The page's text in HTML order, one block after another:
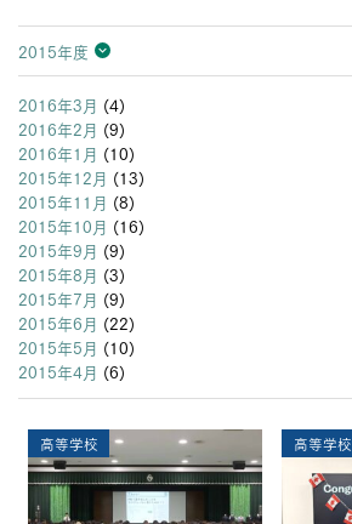
2015年度
2026年度
2025年度
2024年度
2023年度
2022年度
2021年度
2020年度
2019年度
2018年度
2017年度
2016年度
2015年度
2014年度
2013年度
2016年3月 (4)
2016年2月 (9)
2016年1月 (10)
2015年12月 (13)
2015年11月 (8)
2015年10月 (16)
2015年9月 (9)
2015年8月 (3)
2015年7月 (9)
2015年6月 (22)
2015年5月 (10)
2015年4月 (6)
高等学校 高等学校